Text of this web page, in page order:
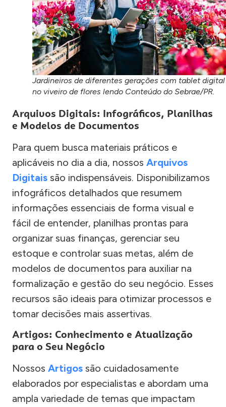
Jardineiros de diferentes gerações com tablet digital
no viveiro de flores lendo Conteúdo do Sebrae/PR.
Arquivos Digitais: Infográficos, Planilhas
e Modelos de Documentos
Para quem busca materiais práticos e
aplicáveis no dia a dia, nossos Arquivos
Digitais são indispensáveis. Disponibilizamos
infográficos detalhados que resumem
informações essenciais de forma visual e
fácil de entender, planilhas prontas para
organizar suas finanças, gerenciar seu
estoque e controlar suas metas, além de
modelos de documentos para auxiliar na
formalização e gestão do seu negócio. Esses
recursos são ideais para otimizar processos e
tomar decisões mais assertivas.
Artigos: Conhecimento e Atualização
para o Seu Negócio
Nossos Artigos são cuidadosamente
elaborados por especialistas e abordam uma
ampla variedade de temas que impactam